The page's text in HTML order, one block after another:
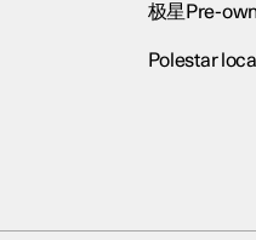
极星Pre-
Polestar